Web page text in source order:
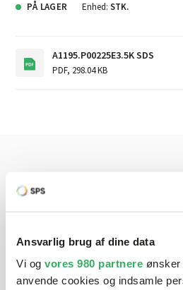
Ansvarlig brug af dine data
Vi og vores 980 partnere
anvende cookies og indsamle
PÅ LAGER Enhed: STK.
A1195.P00225E3.5K SDS
PDF, 298.04 KB
Har du brug for
klar ved telefonen
Vi tilbyder et bredt sortiment af
autolakering. Lige meget om du
en sprøjtepistol eller om du har